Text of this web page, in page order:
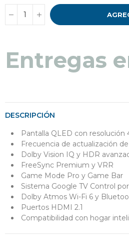
Entregas
DESCRIPCIÓN
Pantalla QLED con resolución
Frecuencia de actualización
Dolby Vision IQ y HDR
FreeSync Premium y VRR
Game Mode Pro y Game Bar
Sistema Google TV Control
Dolby Atmos Wi-Fi 6 y
Puertos HDMI 2.1
Compatibilidad con hogar